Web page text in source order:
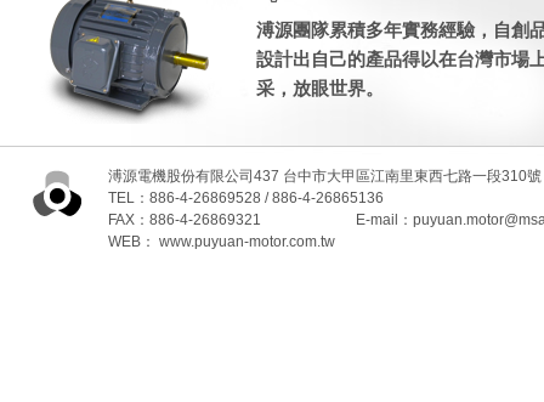
溥源團隊累積多年實務經驗，自創
設計出自己的產品得以在台灣市場
采，放眼世界。
溥源電機股份有限公司437 台中市大甲區江南里東西七路一段310號
TEL：886-4-26869528 / 886-4-26865136
FAX：886-4-26869321 E-mail：
WEB： www.puyuan-motor.com.tw